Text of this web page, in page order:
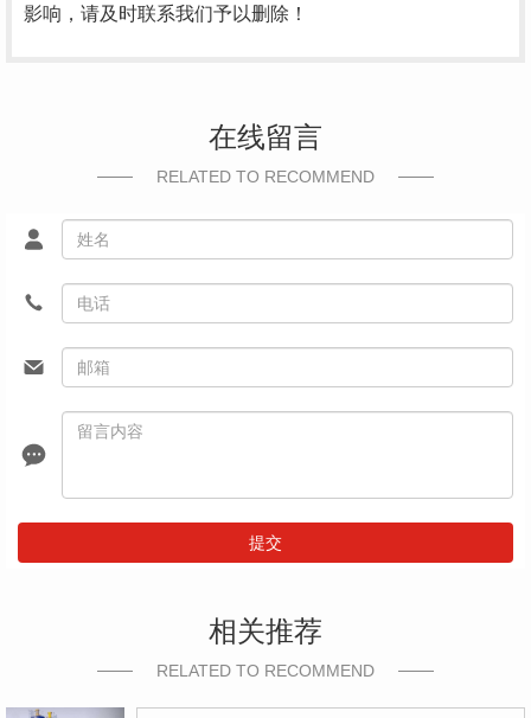
影响，请及时联系我们予以删除！
在线留言
RELATED TO RECOMMEND
提交
相关推荐
RELATED TO RECOMMEND